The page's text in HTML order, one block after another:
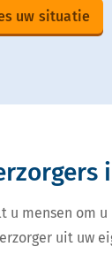
uw situatie
mensen om
uit uw